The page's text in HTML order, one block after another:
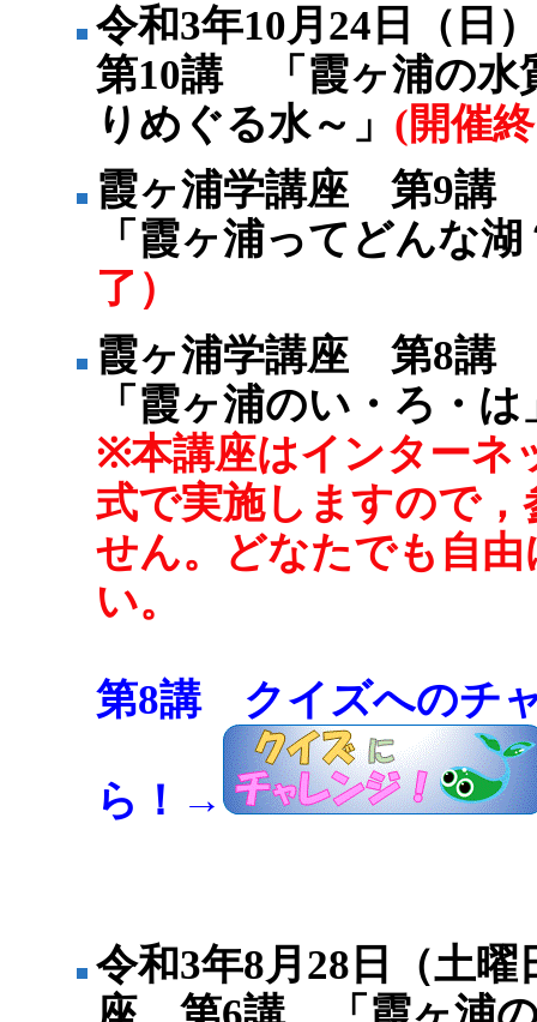
令和3年10月24日（
第10講 「霞ヶ浦の水
りめぐる水～」 (開催
霞ヶ浦学講座 第9講
「霞ヶ浦ってどんな
了）
霞ヶ浦学講座 第8講
「霞ヶ浦のい・ろ・は
※本講座はインターネ
式で実施しますので
せん。どなたでも自
い。
第8講 クイズへのチ
ら！→
令和3年8月28日（土